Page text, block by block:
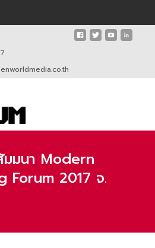
มมนา Modern
Forum 2017 จ.